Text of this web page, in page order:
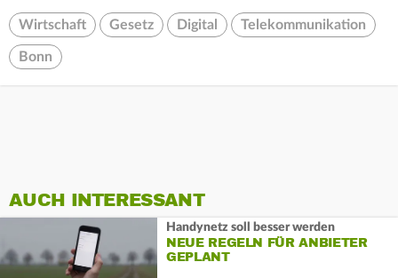
Wirtschaft Gesetz Digital Telekommunikation
Bonn
AUCH INTERESSANT
Handynetz soll besser werden
NEUE REGELN FÜR ANBIETER
GEPLANT